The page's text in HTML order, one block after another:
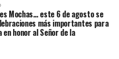
Mochas… este 6 de agosto se
más importantes para
honor al Señor de la